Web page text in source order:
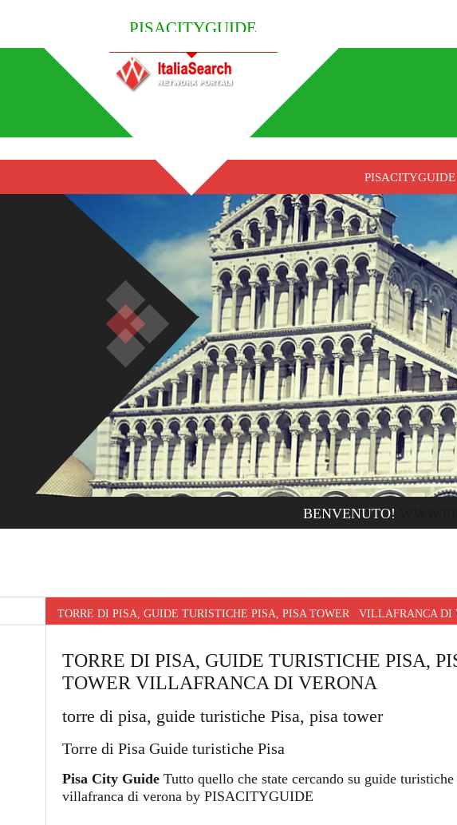
PISACITYGUIDE
PISACITYGUIDE
BENVENUTO!
TORRE DI PISA, GUIDE TURISTICHE PISA, PISA TOWER VILLAFRANCA DI
VILLAFRANCA
Torre di Pisa
TORRE DI PISA, GUIDE TURISTICHE PISA,
TOWER VILLAFRANCA DI VERONA
torre di pisa, guide turistiche Pisa, pisa tower
Torre di Pisa Guide turistiche Pisa
Pisa City GuideTutto quello che state cercando su guide
villafranca di verona by PISACITYGUIDE